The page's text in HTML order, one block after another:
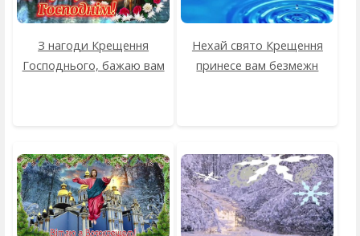
З нагоди Крещення
Господнього, бажаю вам
Нехай свято Крещення
принесе вам безмежн